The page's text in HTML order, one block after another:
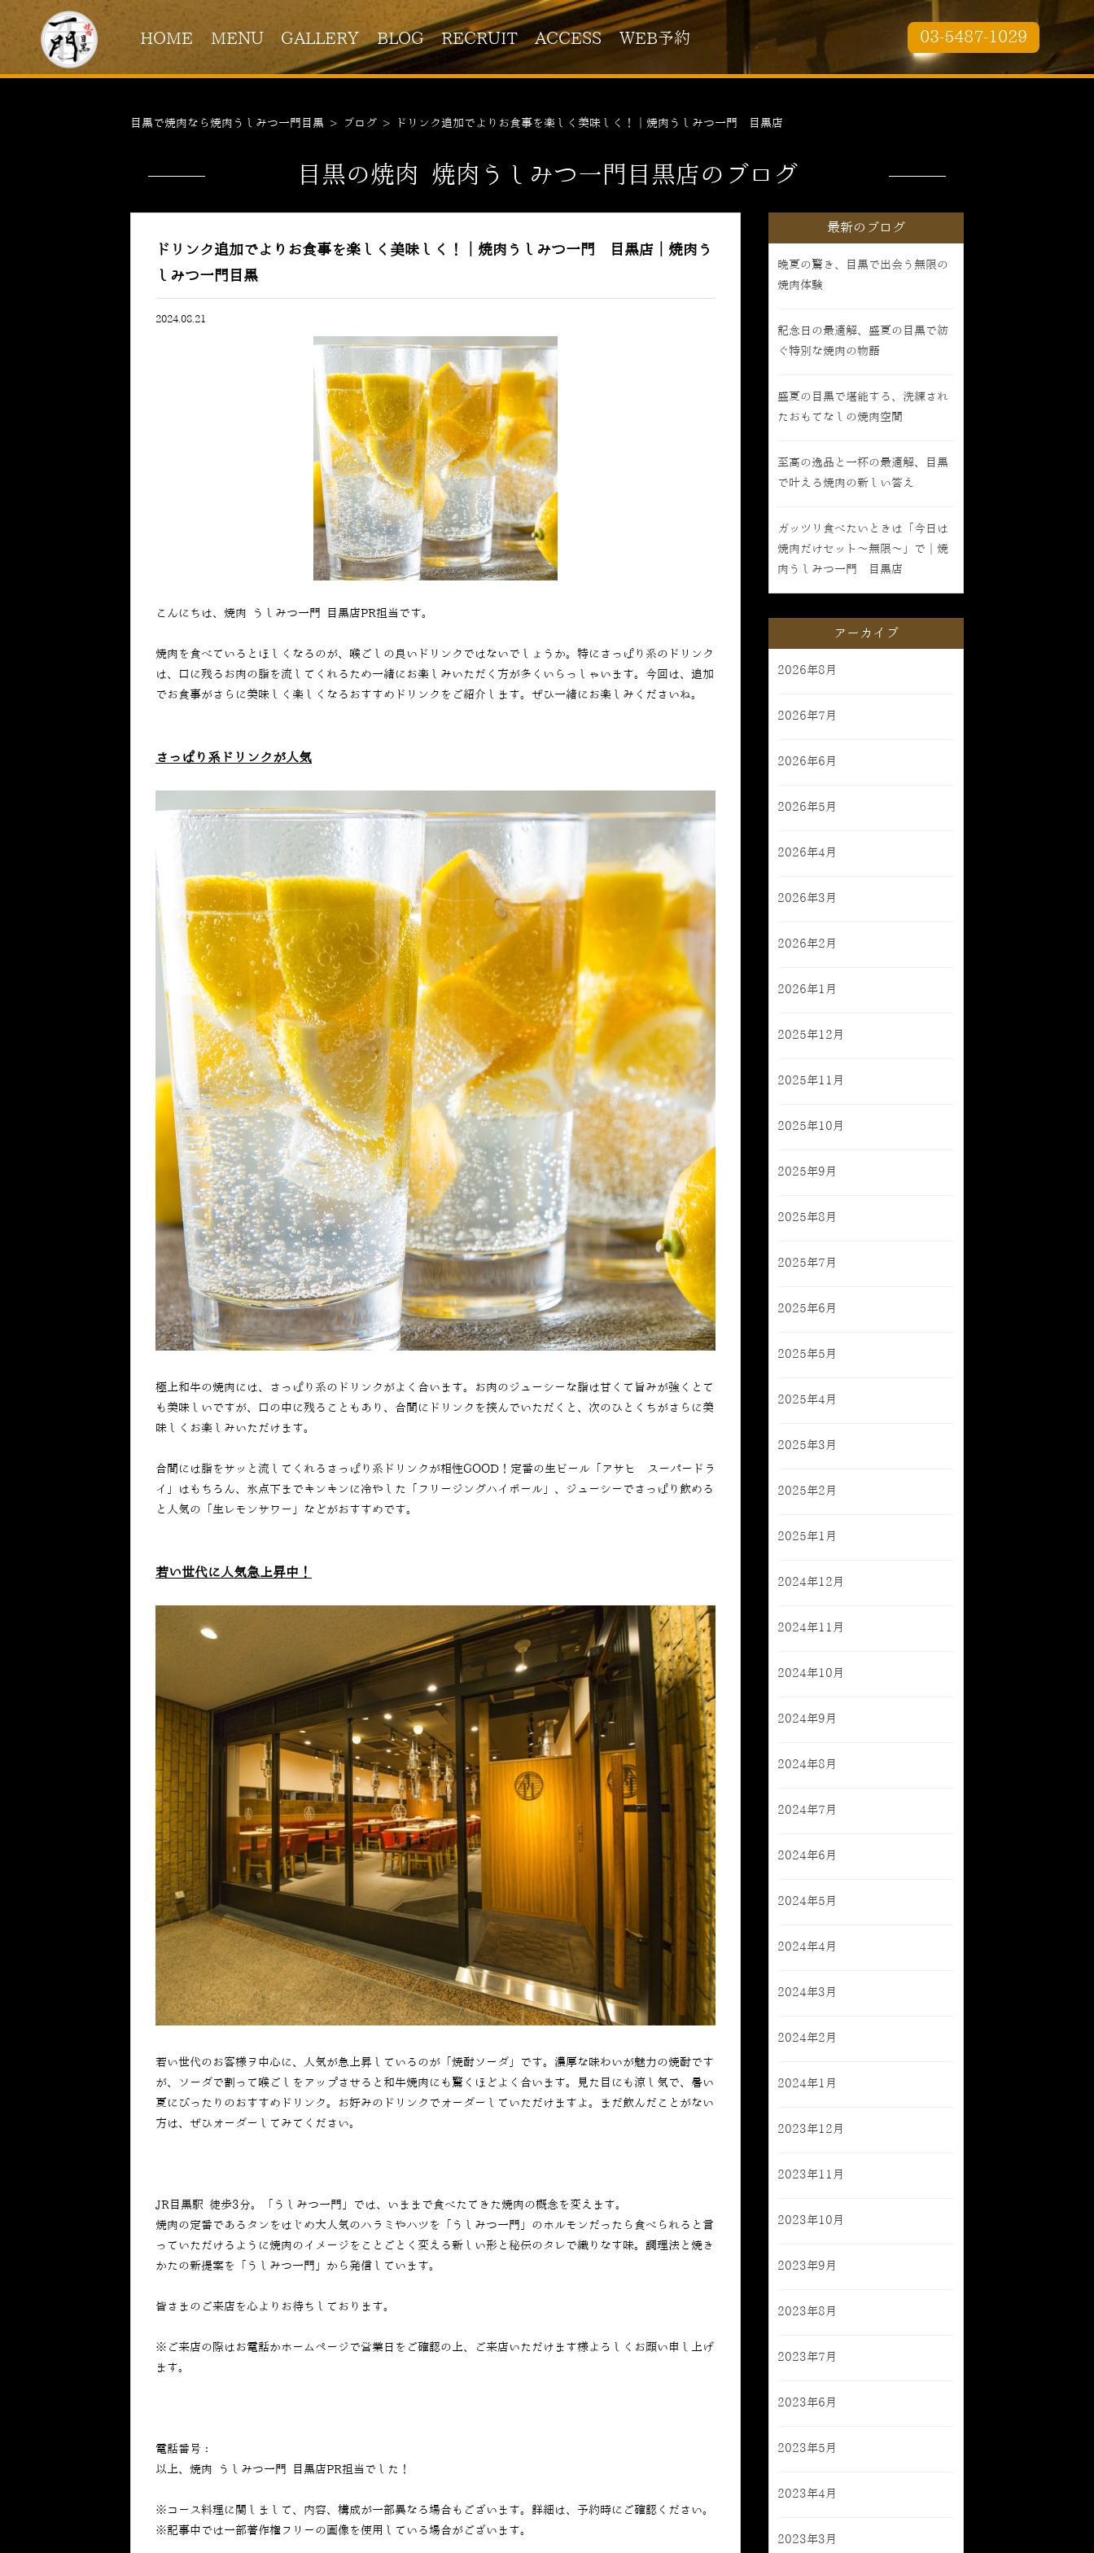
HOME MENU GALLERY BLOG RECRUIT ACCESS WEB予約 03-5487-1029
目黒で焼肉なら焼肉うしみつ一門目黒 > ブログ > ドリンク追加でよりお食事を楽しく美味しく！｜焼肉うしみつ一門 目黒店
目黒の焼肉 焼肉うしみつ一門目黒店のブログ
ドリンク追加でよりお食事を楽しく美味しく！｜焼肉うしみつ一門 目黒店｜焼肉う
しみつ一門目黒
2024.08.21
こんにちは、焼肉 うしみつ一門 目黒店PR担当です。
焼肉を食べているとほしくなるのが、喉ごしの良いドリンクではないでしょうか。特にさっぱり系のドリンク
は、口に残るお肉の脂を流してくれるため一緒にお楽しみいただく方が多くいらっしゃいます。今回は、追加
でお食事がさらに美味しく楽しくなるおすすめドリンクをご紹介します。ぜひ一緒にお楽しみくださいね。
さっぱり系ドリンクが人気
極上和牛の焼肉には、さっぱり系のドリンクがよく合います。お肉のジューシーな脂は甘くて旨みが強くとて
も美味しいですが、口の中に残ることもあり、合間にドリンクを挟んでいただくと、次のひとくちがさらに美
味しくお楽しみいただけます。
合間には脂をサッと流してくれるさっぱり系ドリンクが相性GOOD ！定番の生ビール「アサヒ スーパードラ
イ」はもちろん、氷点下までキンキンに冷やした「フリージングハイボール」、ジューシーでさっぱり飲める
と人気の「生レモンサワー」などがおすすめです。
若い世代に人気急上昇中！
若い世代のお客様ヲ中心に、人気が急上昇しているのが「焼酎ソーダ」です。濃厚な味わいが魅力の焼酎です
が、ソーダで割って喉ごしをアップさせると和牛焼肉にも驚くほどよく合います。見た目にも涼し気で、暑い
夏にぴったりのおすすめドリンク。お好みのドリンクでオーダーしていただけますよ。まだ飲んだことがない
方は、ぜひオーダーしてみてください。
JR目黒駅 徒歩3分。「うしみつ一門」では、いままで食べたてきた焼肉の概念を変えます。
焼肉の定番であるタンをはじめ大人気のハラミやハツを「うしみつ一門」のホルモンだったら食べられると言
っていただけるように焼肉のイメージをことごとく変える新しい形と秘伝のタレで織りなす味。調理法と焼き
かたの新提案を「うしみつ一門」から発信しています。
皆さまのご来店を心よりお待ちしております。
※ご来店の際はお電話かホームページで営業日をご確認の上、ご来店いただけます様よろしくお願い申し上げ
ます。
電話番号：
以上、焼肉 うしみつ一門 目黒店PR担当でした！
※コース料理に関しまして、内容、構成が一部異なる場合もございます。詳細は、予約時にご確認ください。
※記事中では一部著作権フリーの画像を使用している場合がございます。
最新のブログ
晩夏の驚き、目黒で出会う無限の
焼肉体験
記念日の最適解、盛夏の目黒で紡
ぐ特別な焼肉の物語
盛夏の目黒で堪能する、洗練され
たおもてなしの焼肉空間
至高の逸品と一杯の最適解、目黒
で叶える焼肉の新しい答え
ガッツリ食べたいときは「今日は
焼肉だけセット〜無限〜」で｜焼
肉うしみつ一門 目黒店
アーカイブ
2026年8月
2026年7月
2026年6月
2026年5月
2026年4月
2026年3月
2026年2月
2026年1月
2025年12月
2025年11月
2025年10月
2025年9月
2025年8月
2025年7月
2025年6月
2025年5月
2025年4月
2025年3月
2025年2月
2025年1月
2024年12月
2024年11月
2024年10月
2024年9月
2024年8月
2024年7月
2024年6月
2024年5月
2024年4月
2024年3月
2024年2月
2024年1月
2023年12月
2023年11月
2023年10月
2023年9月
2023年8月
2023年7月
2023年6月
2023年5月
2023年4月
2023年3月